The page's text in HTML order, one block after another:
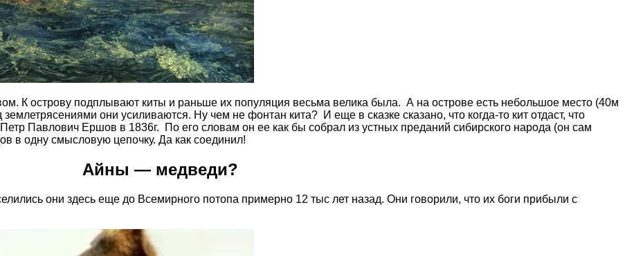
К острову подплывают киты и раньше их популяция весьма велика была. А на острове есть небольшое место (40м
они усиливаются. Ну чем не фонтан кита? И еще в сказке сказано, что когда-то кит отдаст, что
Петр Павлович Ершов в 1836г. По его словам он ее как бы собрал из устных преданий сибирского народа (он сам
в одну смысловую цепочку. Да как соединил!
Айны — медведи?
они здесь еще до Всемирного потопа примерно 12 тыс лет назад. Они говорили, что их боги прибыли с